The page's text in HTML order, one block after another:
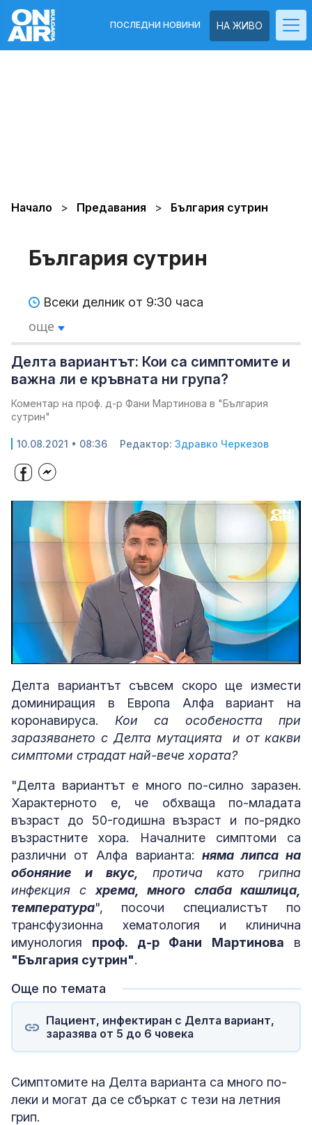
НА ЖИВО
ПОСЛЕДНИ НОВИНИ
Начало Предавания България сутрин
България сутрин
Всеки делник от 9:30 часа
още
Делта вариантът: Кои са симптомите и
важна ли е кръвната ни група?
Коментар на проф. д-р Фани Мартинова в "България
сутрин"
10.08.2021 • 08:36 Редактор: Здравко Черкезов
Unmute Loaded
Делта вариантът съвсем скоро ще измести
доминиращия в Европа Алфа вариант на
коронавируса. Кои са особеността при
заразяването с Делта мутацията и от какви
симптоми страдат най-вече хората?
"Делта вариантът е много по-силно заразен.
Характерното е, че обхваща по-младата
възраст до 50-годишна възраст и по-рядко
възрастните хора. Началните симптоми са
различни от Алфа варианта: няма липса на
обоняние и вкус,
протича като грипна
инфекция с хрема, много слаба кашлица,
температура", посочи специалистът по
трансфузионна хематология и клинична
имунология проф. д-р Фани Мартинова в
"България сутрин".
Още по темата
Пациент, инфектиран с Делта вариант,
заразява от 5 до 6 човека
Симптомите на Делта варианта са много по-
леки и могат да се сбъркат с тези на летния
грип.